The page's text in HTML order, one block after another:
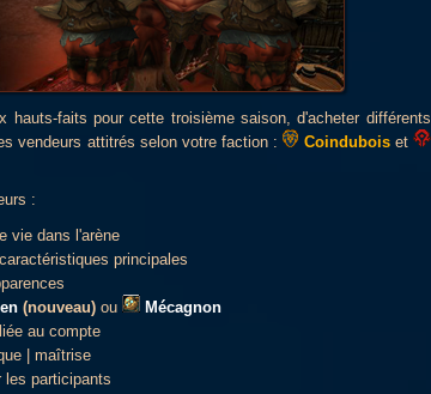
hauts-faits pour cette troisième saison, d'acheter différents
vendeurs attitrés selon votre faction :
Coinduboiset
:
vie dans l'arène
principales
(nouveau) ou
Mécagnon
au compte
| maîtrise
les participants